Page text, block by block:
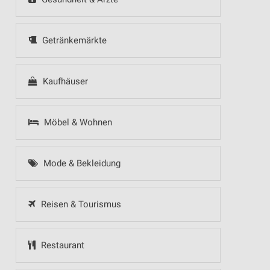
Getränkemärkte
Kaufhäuser
Möbel & Wohnen
Mode & Bekleidung
Reisen & Tourismus
Restaurant